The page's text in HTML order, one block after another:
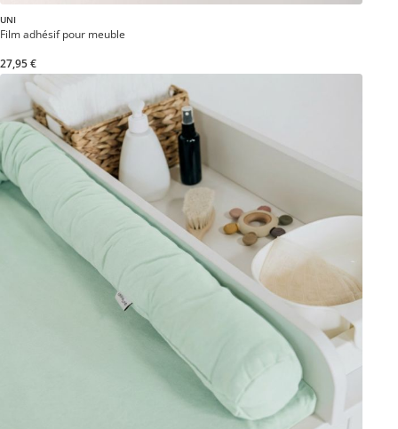
UNI
Film adhésif pour meuble
27,95 €